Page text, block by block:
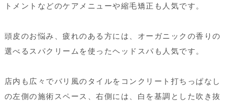
トメントなどのケアメニューや縮毛矯正も人気です。
頭皮のお悩み、疲れのある方には、オーガニックの香りの
選べるスパクリームを使ったヘッドスパも人気です。
店内も広々でバリ風のタイルをコンクリート打ちっぱなし
の左側の施術スペース、右側には、白を基調とした吹き抜